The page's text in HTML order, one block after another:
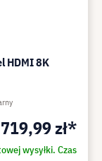
HDMI 8K
719,99 zł*
wysyłki. Czas